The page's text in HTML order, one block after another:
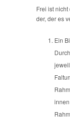
Frei ist
der, der es
Ein